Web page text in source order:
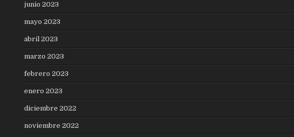
junio 2023
mayo 2023
abril 2023
marzo 2023
febrero 2023
enero 2023
diciembre 2022
noviembre 2022